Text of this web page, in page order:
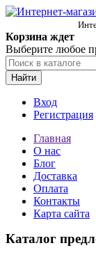
Корзина ждет
Выберите любое
Найти
Вход
Регистрация
Главная
О нас
Блог
Доставка
Оплата
Контакты
Карта сайта
Каталог